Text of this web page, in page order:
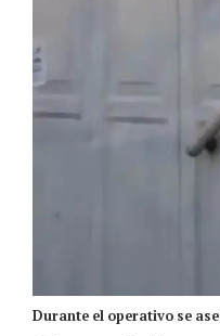
Durante el operativo se